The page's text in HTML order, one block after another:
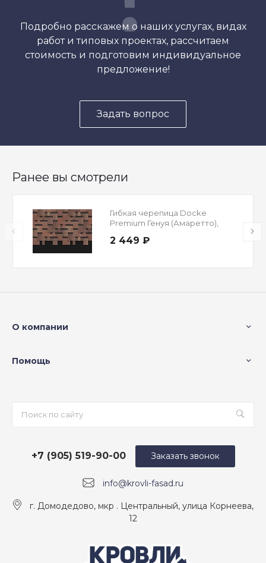
Подробно расскажем о наших услугах, видах
работ и типовых проектах, рассчитаем
стоимость и подготовим индивидуальное
предложение!
Задать вопрос
Ранее вы смотрели
Гибкая черепица Docke
Premium Генуя (Амаретто),
2 449 ₽
О компании
Помощь
info@krovli-fasad.ru
+7 (905) 519-90-00
г. Домодедово, мкр . Центральный, улица Корнеева,
12
Заказать звонок